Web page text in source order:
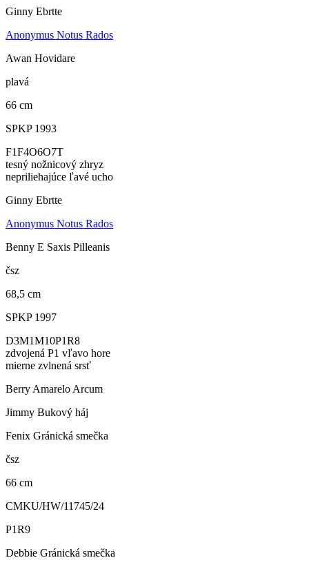
Ginny Ebrtte
Anonymus Notus Rados
Awan Hovidare
plavá
66 cm
SPKP 1993
F1F4O6O7T
tesný nožnicový zhryz
nepriliehajúce ľavé ucho
Ginny Ebrtte
Anonymus Notus Rados
Benny E Saxis Pilleanis
čsz
68,5 cm
SPKP 1997
D3M1M10P1R8
zdvojená P1 vľavo hore
mierne zvlnená srsť
Berry Amarelo Arcum
Jimmy Bukový háj
Fenix Gránická smečka
čsz
66 cm
CMKU/HW/11745/24
P1R9
Debbie Gránická smečka